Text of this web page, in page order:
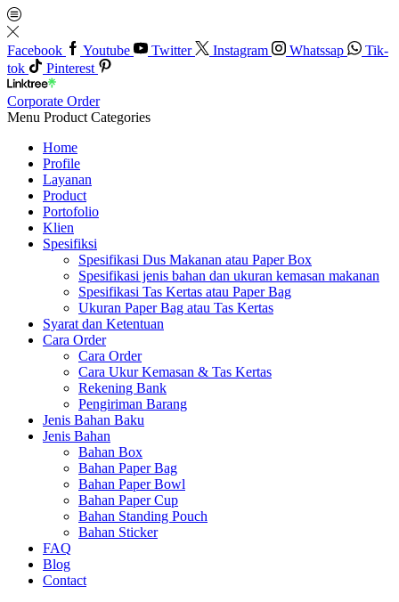
Facebook Youtube Twitter Instagram Whatssap
Tik-
tok
Pinterest
Corporate Order
Menu Product Categories
Home
Profile
Layanan
Product
Portofolio
Klien
Spesifiksi
Spesifikasi Dus Makanan atau Paper Box
Spesifikasi jenis bahan dan ukuran kemasan makanan
Spesifikasi Tas Kertas atau Paper Bag
Ukuran Paper Bag atau Tas Kertas
Syarat dan Ketentuan
Cara Order
Cara Order
Cara Ukur Kemasan & Tas Kertas
Rekening Bank
Pengiriman Barang
Jenis Bahan Baku
Jenis Bahan
Bahan Box
Bahan Paper Bag
Bahan Paper Bowl
Bahan Paper Cup
Bahan Standing Pouch
Bahan Sticker
FAQ
Blog
Contact